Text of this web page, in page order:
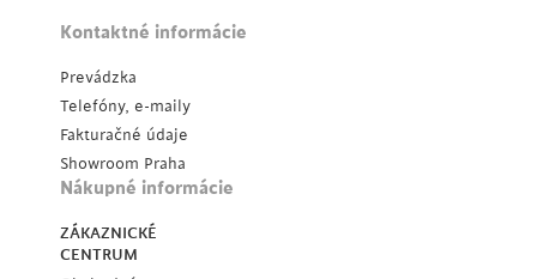
Kontaktné informácie
Prevádzka
Telefóny, e-maily
Fakturačné údaje
Showroom Praha
Nákupné informácie
ZÁKAZNICKÉ
CENTRUM